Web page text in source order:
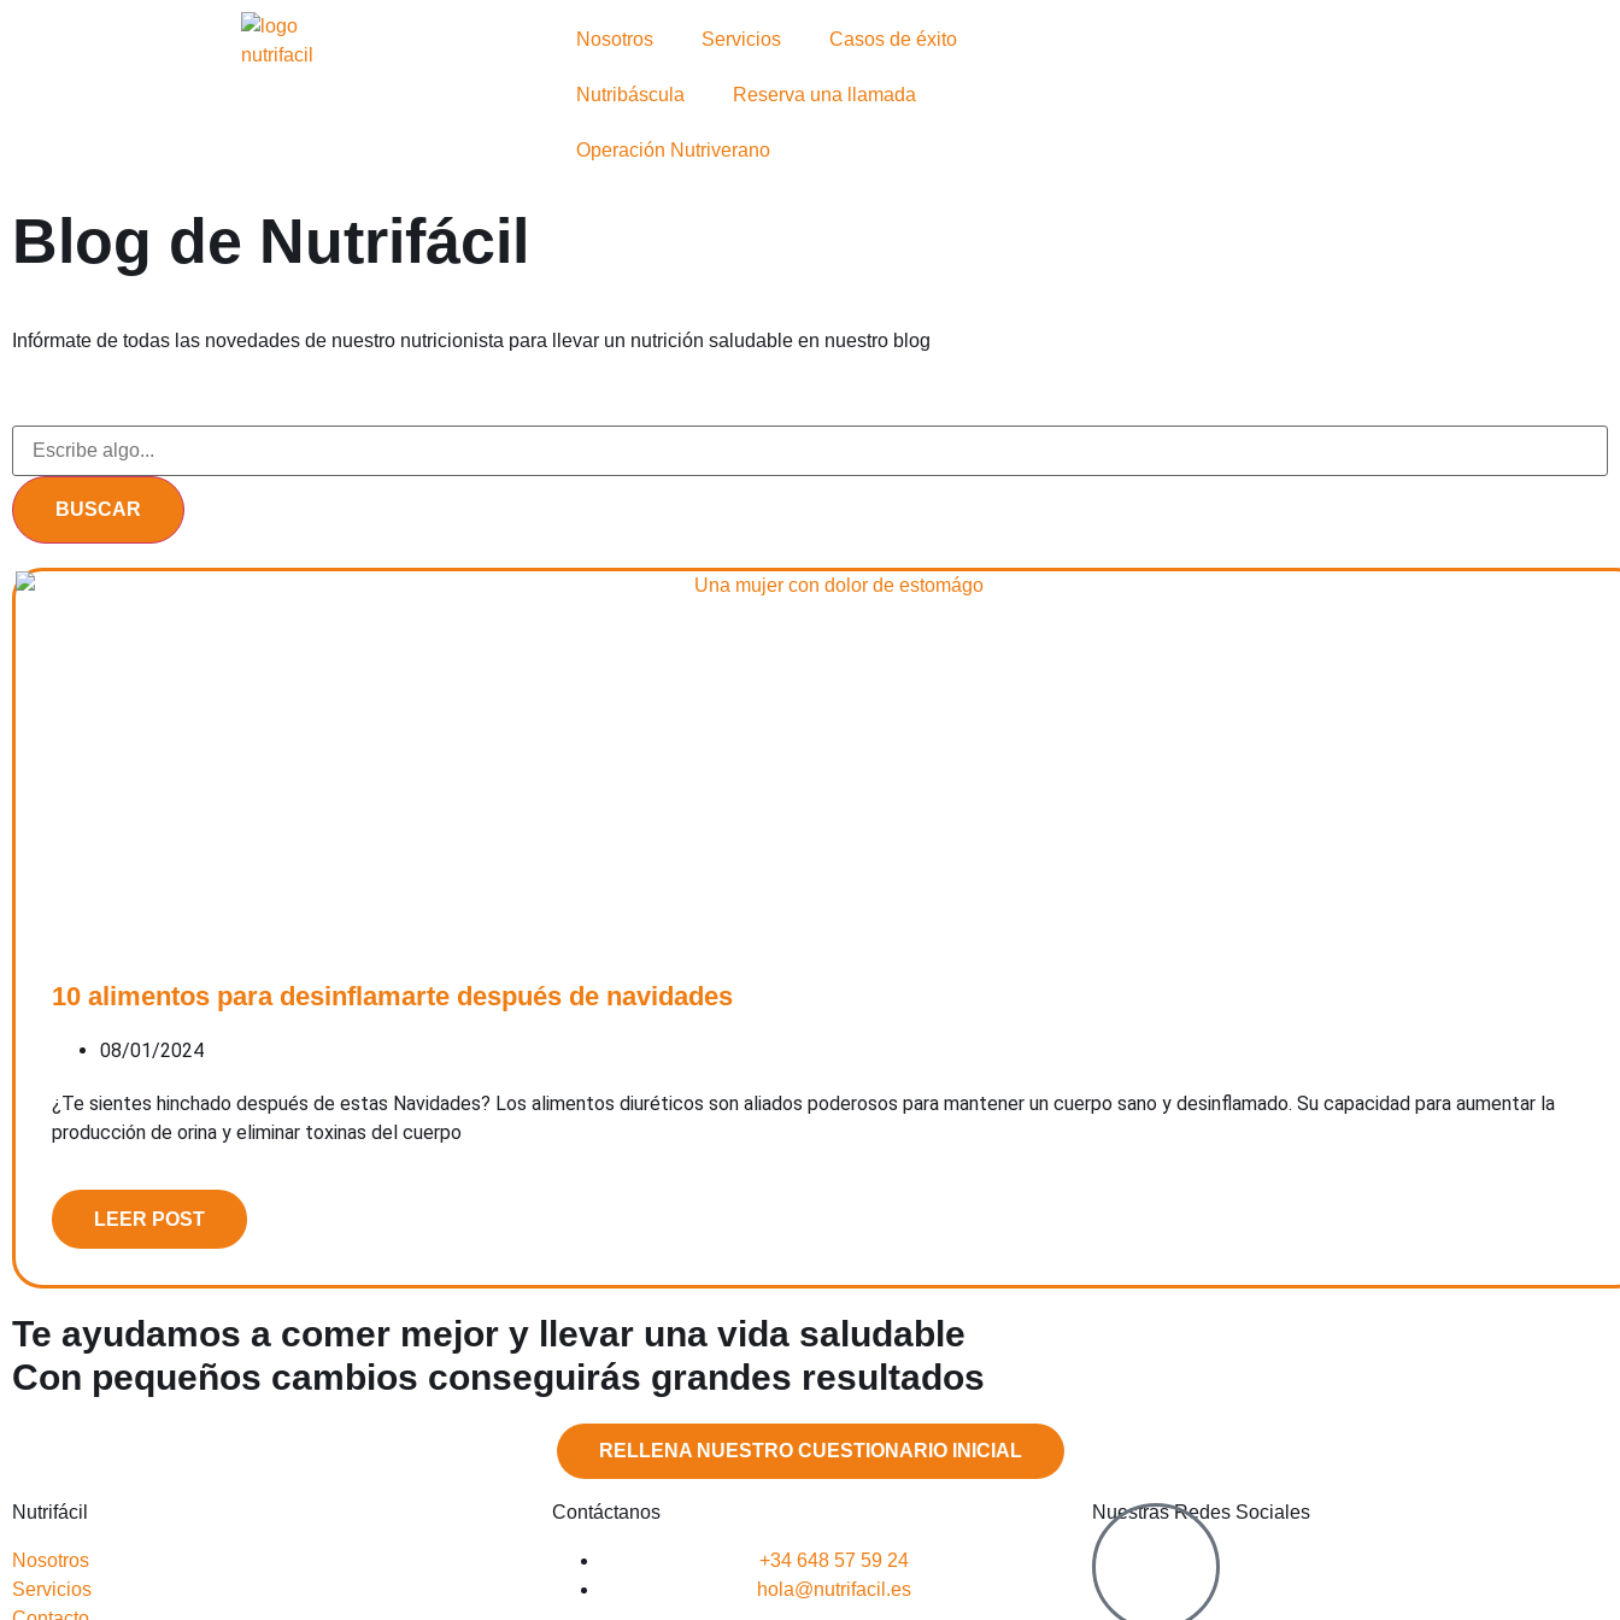
Nosotros Servicios Casos de éxito
Nutribáscula Reserva una llamada
Operación Nutriverano
Blog de Nutrifácil
Infórmate de todas las novedades de nuestro nutricionista para llevar un nutrición saludable en nuestro blog
BUSCAR
10 alimentos para desinflamarte después de navidades
08/01/2024
¿Te sientes hinchado después de estas Navidades? Los alimentos diuréticos son aliados poderosos para mantener un cuerpo sano y desinflamado. Su capacidad para aumentar la
producción de orina y eliminar toxinas del cuerpo
LEER POST
Te ayudamos a comer mejor y llevar una vida saludable
Con pequeños cambios conseguirás grandes resultados
RELLENA NUESTRO CUESTIONARIO INICIAL
Nutrifácil
Nosotros
Servicios
Contáctanos
+34 648 57 59 24
hola@nutrifacil.es
Nuestras Redes Sociales